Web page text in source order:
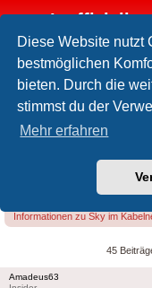
Diese Website nutzt
bestmöglichen
bieten. Durch die
stimmst du der
Mehr erfahren
Inoffizielles
FAQ
Foren-Übersicht Offtopic
Sky streicht drei
Informationen zu Sky im
45
Amadeus63